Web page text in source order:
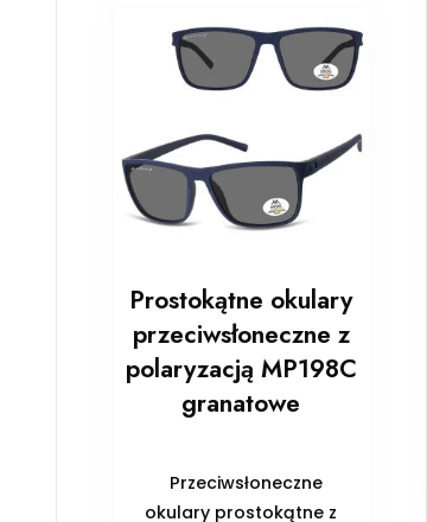
Prostokątne okulary
przeciwsłoneczne z
polaryzacją MP198C
granatowe
Przeciwsłoneczne
okulary prostokątne z